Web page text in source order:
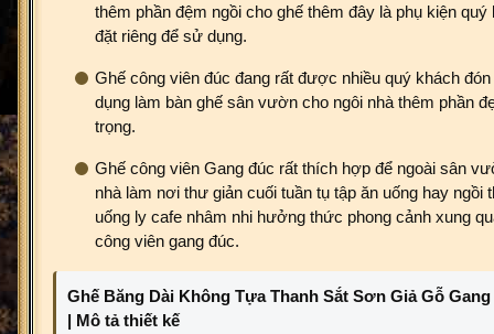
thêm phần đệm ngồi cho ghế thêm đây là phụ kiện quý
đặt riêng để sử dụng.
Ghế công viên đúc đang rất được nhiều quý khách
dụng làm bàn ghế sân vườn cho ngôi nhà thêm phần
trọng.
Ghế công viên Gang đúc rất thích hợp để ngoài sân
nhà làm nơi thư giản cuối tuần tụ tập ăn uống hay ngồi
uống ly cafe nhâm nhi hưởng thức phong cảnh xung
công viên gang đúc.
Ghế Băng Dài Không Tựa Thanh Sắt Sơn Giả Gỗ
| Mô tả thiết kế